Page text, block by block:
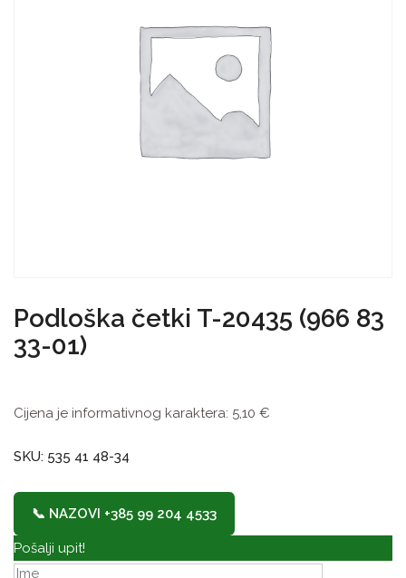
Podloška četki T-20435 (966 83
33-01)
Cijena je informativnog karaktera: 5,10 €
SKU: 535 41 48-34
📞 NAZOVI +385 99 204 4533
Pošalji upit!